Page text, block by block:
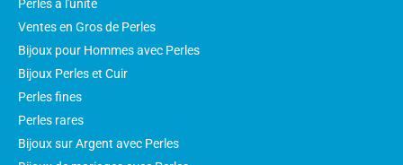
Perles à l'unité
Ventes en Gros de Perles
Bijoux pour Hommes avec Perles
Bijoux Perles et Cuir
Perles fines
Perles rares
Bijoux sur Argent avec Perles